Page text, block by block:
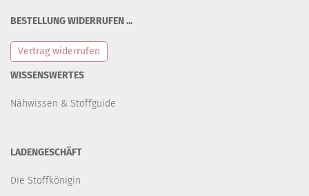
BESTELLUNG WIDERRUFEN ...
Vertrag widerrufen
WISSENSWERTES
Nähwissen & Stoffguide
LADENGESCHÄFT
Die Stoffkönigin